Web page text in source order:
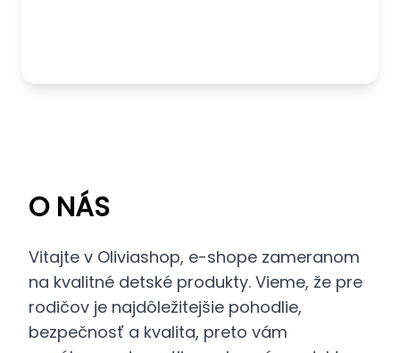
O NÁS
Vitajte v Oliviashop, e-shope zameranom
na kvalitné detské produkty. Vieme, že pre
rodičov je najdôležitejšie pohodlie,
bezpečnosť a kvalita, preto vám